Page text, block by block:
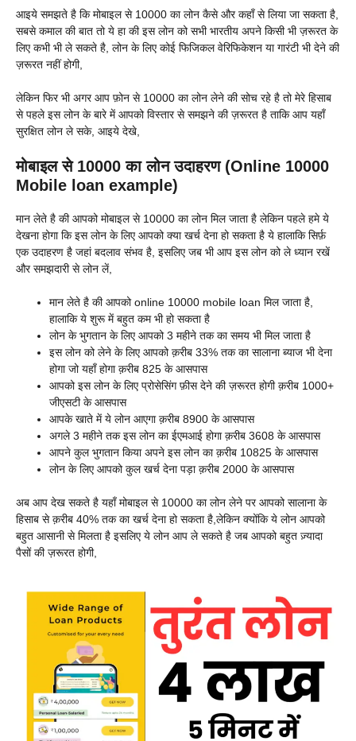
आइये समझते है कि मोबाइल से 10000 का लोन कैसे और कहाँ से लिया जा सकता है,
सबसे कमाल की बात तो ये हा की इस लोन को सभी भारतीय अपने किसी भी ज़रूरत के
लिए कभी भी ले सकते है, लोन के लिए कोई फिजिकल वेरिफिकेशन या गारंटी भी देने की
ज़रूरत नहीं होगी,
लेकिन फिर भी अगर आप फ़ोन से 10000 का लोन लेने की सोच रहे है तो मेरे हिसाब
से पहले इस लोन के बारे में आपको विस्तार से समझने की ज़रूरत है ताकि आप यहाँ
सुरक्षित लोन ले सके, आइये देखे,
मोबाइल से 10000 का लोन उदाहरण (Online 10000
Mobile loan example)
मान लेते है की आपको मोबाइल से 10000 का लोन मिल जाता है लेकिन पहले हमे ये
देखना होगा कि इस लोन के लिए आपको क्या खर्च देना हो सकता है ये हालाकि सिर्फ़
एक उदाहरण है जहां बदलाव संभव है, इसलिए जब भी आप इस लोन को ले ध्यान रखें
और समझदारी से लोन लें,
मान लेते है की आपको online 10000 mobile loan मिल जाता है,
हालाकि ये शुरू में बहुत कम भी हो सकता है
लोन के भुगतान के लिए आपको 3 महीने तक का समय भी मिल जाता है
इस लोन को लेने के लिए आपको क़रीब 33% तक का सालाना ब्याज भी देना
होगा जो यहाँ होगा क़रीब 825 के आसपास
आपको इस लोन के लिए प्रोसेसिंग फ़ीस देने की ज़रूरत होगी क़रीब 1000+
जीएसटी के आसपास
आपके खाते में ये लोन आएगा क़रीब 8900 के आसपास
अगले 3 महीने तक इस लोन का ईएमआई होगा क़रीब 3608 के आसपास
आपने कुल भुगतान किया अपने इस लोन का क़रीब 10825 के आसपास
लोन के लिए आपको कुल खर्च देना पड़ा क़रीब 2000 के आसपास
अब आप देख सकते है यहाँ मोबाइल से 10000 का लोन लेने पर आपको सालाना के
हिसाब से क़रीब 40% तक का खर्च देना हो सकता है,लेकिन क्योंकि ये लोन आपको
बहुत आसानी से मिलता है इसलिए ये लोन आप ले सकते है जब आपको बहुत ज़्यादा
पैसों की ज़रूरत होगी,